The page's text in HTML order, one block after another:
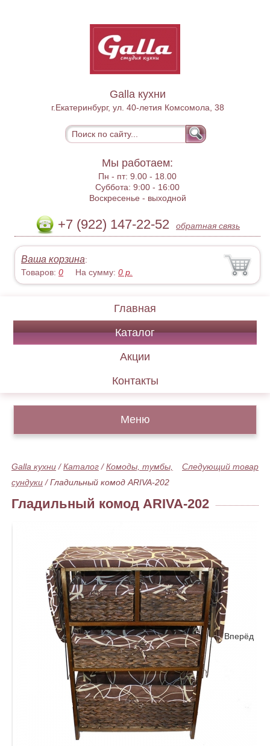
Galla кухни
г.Екатеринбург, ул. 40-летия Комсомола, 38
Мы работаем:
Пн - пт:9.00 - 18.00
Суббота:9:00 - 16:00
Воскресенье - выходной
+7 (922) 147-22-52 обратная связь
Ваша корзина:
Товаров:0 На сумму:0 р.
Главная
Каталог
Акции
Контакты
Меню
Следующий товар
Galla кухни /Каталог /Комоды, тумбы,
сундуки /Гладильный комод ARIVA-202
Гладильный комод ARIVA-202
Вперёд